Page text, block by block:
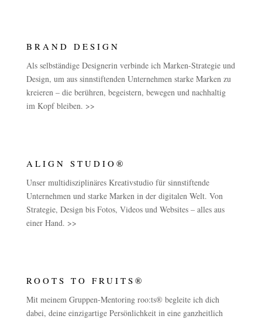
BRAND DESIGN
Als selbständige Designerin verbinde ich Marken-Strategie und
Design, um aus sinnstiftenden Unternehmen starke Marken zu
kreieren – die berühren, begeistern, bewegen und nachhaltig
im Kopf bleiben. >>
ALIGN STUDIO®
Unser multidisziplinäres Kreativstudio für sinnstiftende
Unternehmen und starke Marken in der digitalen Welt. Von
Strategie, Design bis Fotos, Videos und Websites – alles aus
einer Hand. >>
ROOTS TO FRUITS®
Mit meinem Gruppen-Mentoring roo:ts® begleite ich dich
dabei, deine einzigartige Persönlichkeit in eine ganzheitlich